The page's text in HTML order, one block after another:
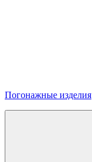
Погонажные изделия